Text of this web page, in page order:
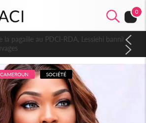
0
pagaille au PDCI-RDA, Lessiehi bannit
CAMEROUN SOCIÉTÉ